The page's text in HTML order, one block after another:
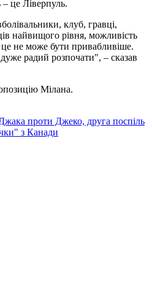
це Ліверпуль.
клуб, гравці,
найвищого рівня, можливість
не може бути привабливіше.
радий розпочати", – сказав
Мілана.
проти Джеко, друга поспіль
з Канади